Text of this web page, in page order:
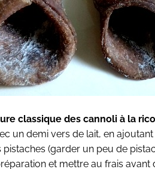
classique des cannoli à la
un demi vers de lait, en
(garder un peu de
et mettre au frais avant